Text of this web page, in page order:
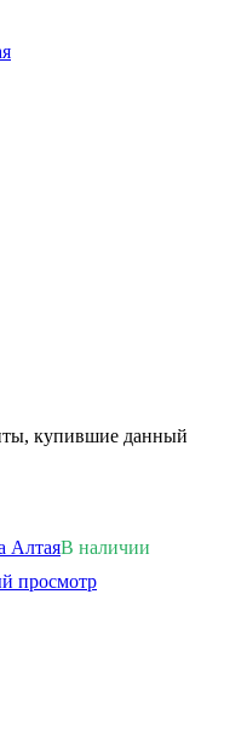
купившие данный
В наличии
просмотр